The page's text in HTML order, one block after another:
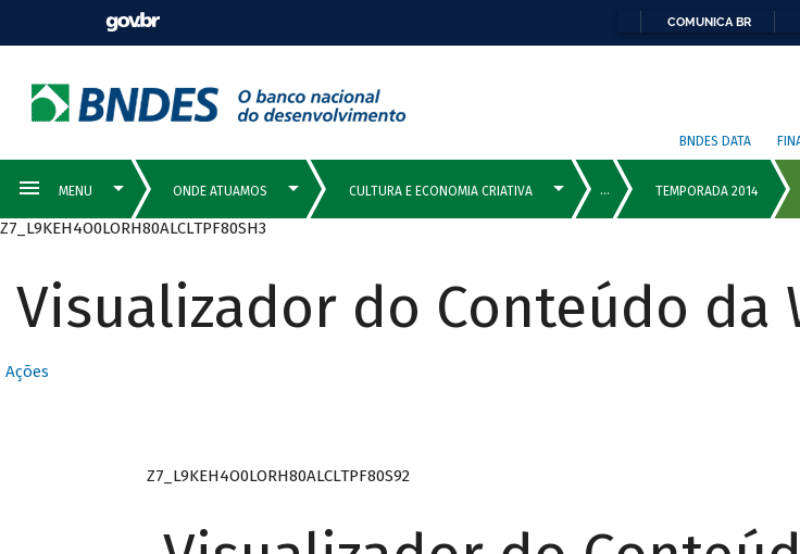
COMUNICA BR
BNDES DATA
Z7_L9KEH4O0LORH80ALCLTPF80SH3
Visualizador do Conteúdo da
Ações
Z7_L9KEH4O0LORH80ALCLTPF80S92